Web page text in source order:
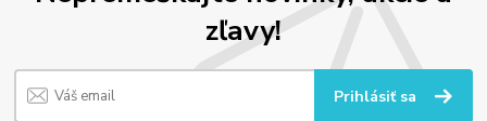
zľavy!
Prihlásiť sa